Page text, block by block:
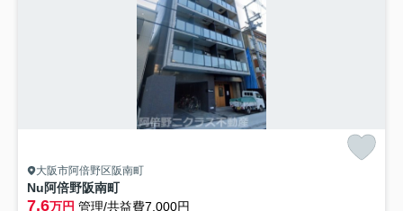
大阪市阿倍野区阪南町
Nu阿倍野阪南町
7.6万円 管理/共益費7,000円